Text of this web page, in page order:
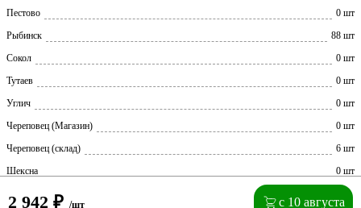
Пестово
0 шт
Рыбинск
88 шт
Сокол
0 шт
Тутаев
0 шт
Углич
0 шт
Череповец (Магазин)
0 шт
Череповец (склад)
6 шт
Шексна
0 шт
2 942 ₽ /шт с 10 августа